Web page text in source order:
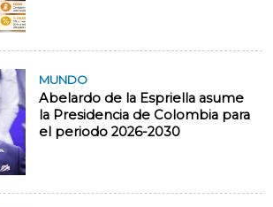
MUNDO
Abelardo de la Espriella asume
la Presidencia de Colombia para
el periodo 2026-2030